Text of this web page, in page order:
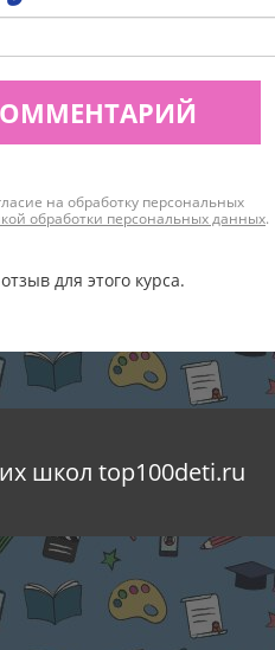
на обработку персональных
обработки персональных данных.
для этого курса.
школ top100deti.ru